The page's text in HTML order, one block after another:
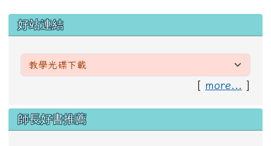
左邊區域內容
好站連結
[ more... ]
右邊區域內容
師長好書推薦